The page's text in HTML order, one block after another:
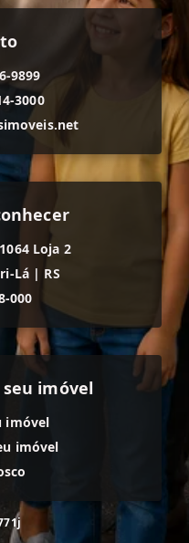
9899
3000
Loja 2
Lá | RS
000
imóvel
imóvel
imóvel